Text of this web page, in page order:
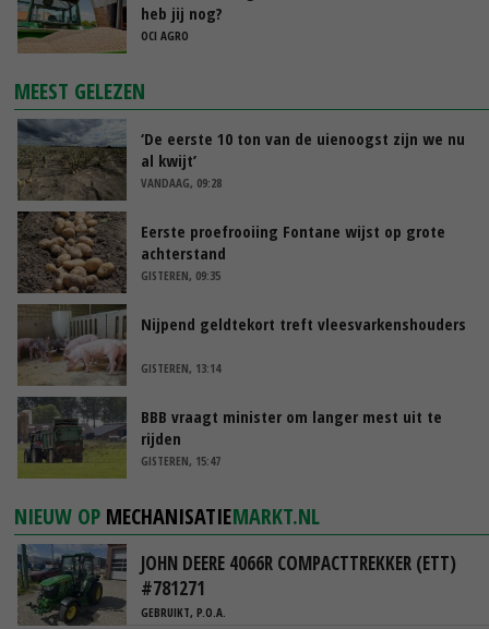
heb jij nog?
OCI AGRO
MEEST GELEZEN
‘De eerste 10 ton van de uienoogst zijn we nu
al kwijt’
VANDAAG, 09:28
Eerste proefrooiing Fontane wijst op grote
achterstand
GISTEREN, 09:35
Nijpend geldtekort treft vleesvarkenshouders
GISTEREN, 13:14
BBB vraagt minister om langer mest uit te
rijden
GISTEREN, 15:47
NIEUW OP MECHANISATIEMARKT.NL
JOHN DEERE 4066R COMPACTTREKKER (ETT)
#781271
GEBRUIKT, P.O.A.